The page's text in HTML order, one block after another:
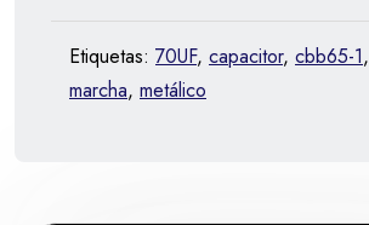
Etiquetas: 70UF, capacitor, cbb65-1,
marcha, metálico